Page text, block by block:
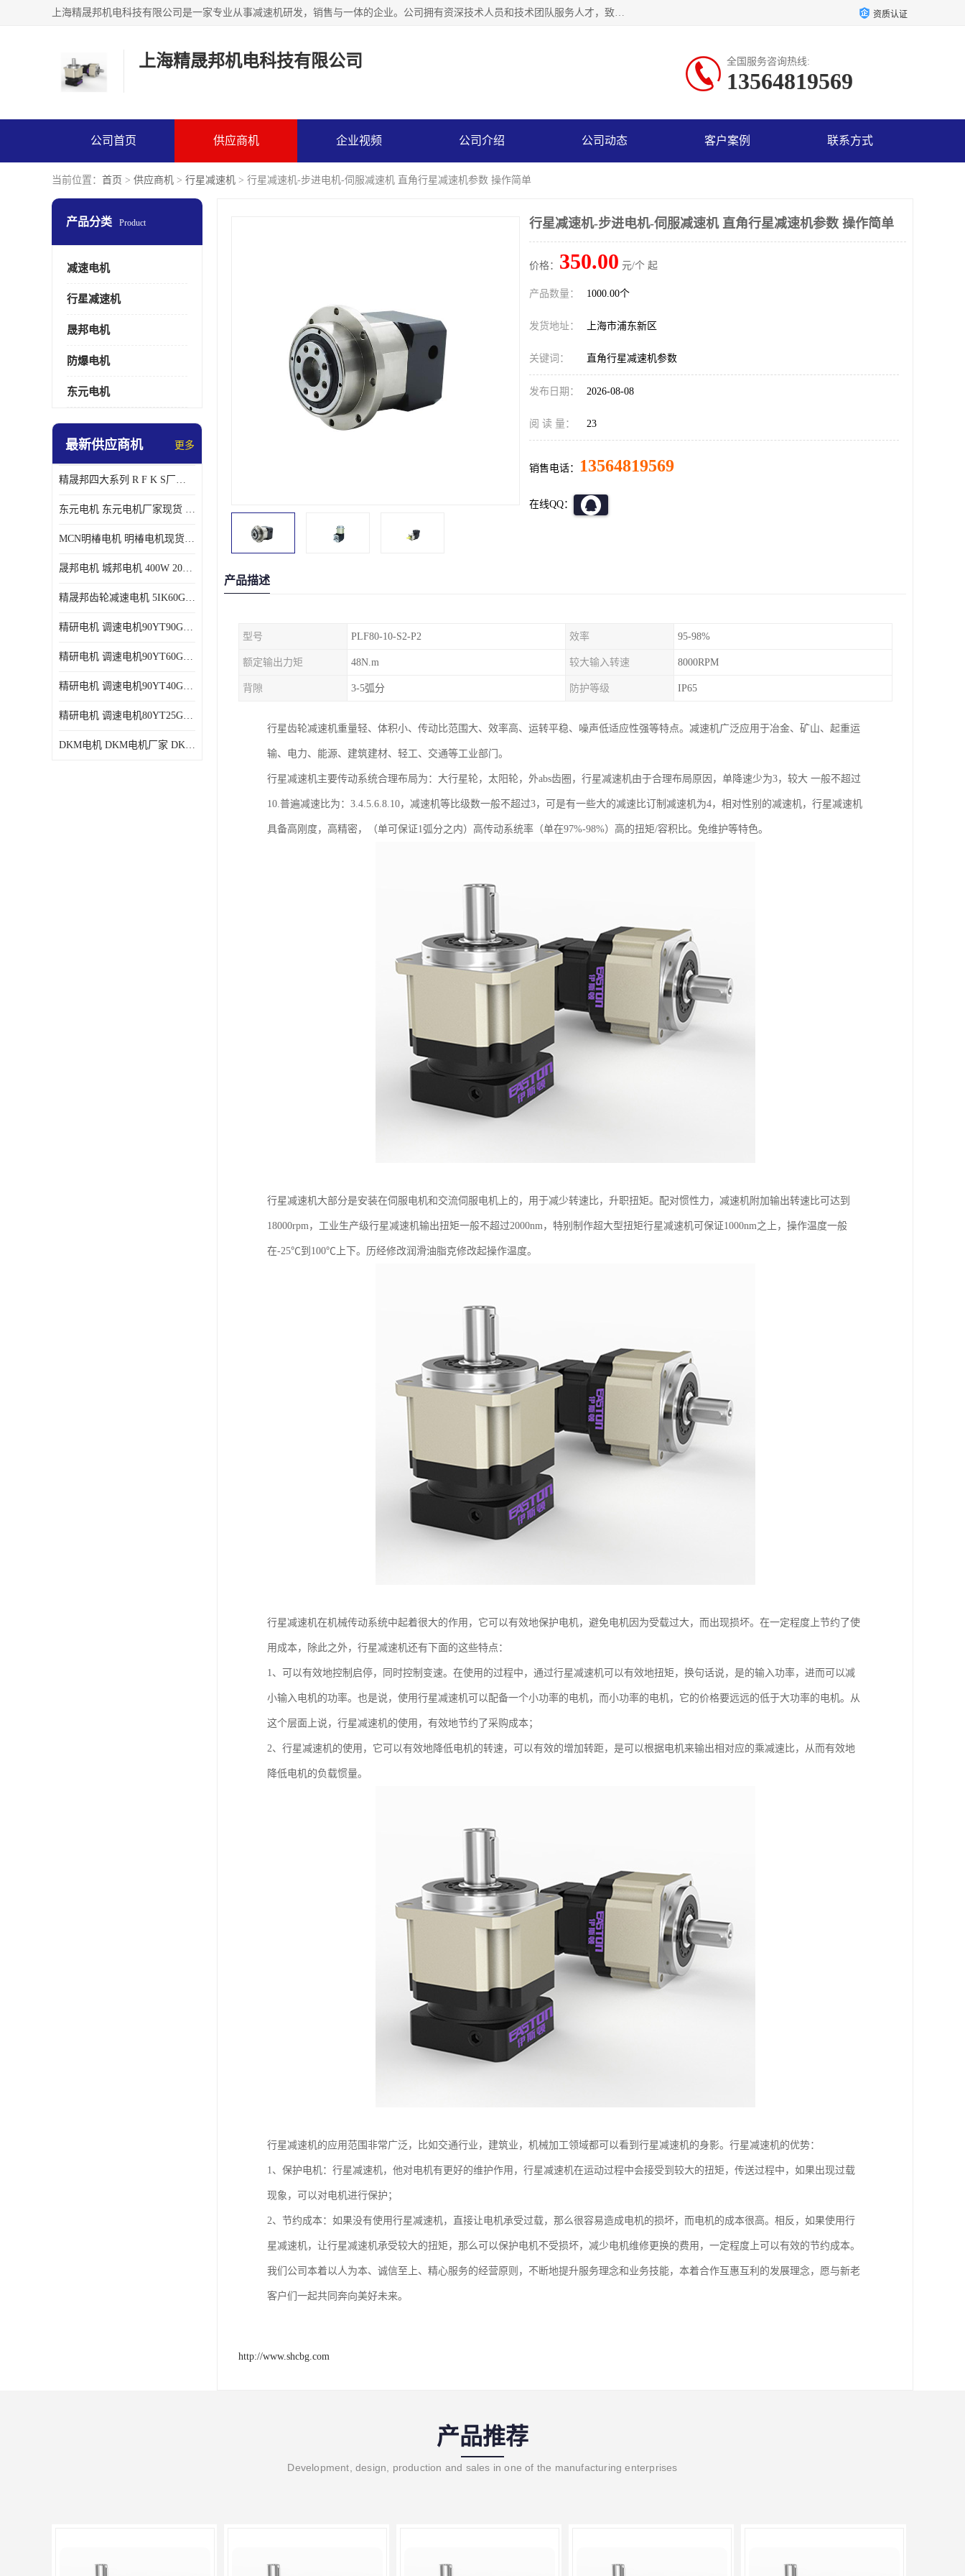
上海精晟邦机电科技有限公司是一家专业从事减速机研发，销售与一体的企业。公司拥有资深技术人员和技术团队服务人才，致力于为广大客户提供专业，细致的产品服务。主营产品有：中型减速电机，微型调速电机，精密行星减速机，蜗轮蜗杆减速机，RFKS四大系列减速机，SKM双曲面齿轮减速机，齿轮减速电机，行星减速机，防爆电机，变频器等系列；产品广泛用于汽车，船舶，能源，环保，包装，物流等领域，欢迎咨询。 资质认证
上海精晟邦机电科技有限公司 全国服务咨询热线:
13564819569
公司首页 供应商机 企业视频 公司介绍 公司动态 客户案例 联系方式
当前位置： 首页 > 供应商机 > 行星减速机 > 行星减速机-步进电机-伺服减速机 直角行星减速机参数 操作简单
产品分类 Product
减速电机
行星减速机
晟邦电机
防爆电机
东元电机
最新供应商机 更多
精晟邦四大系列 R F K S厂家现货 批发价格
东元电机 东元电机厂家现货 东元电机批发价格
MCN明椿电机 明椿电机现货 明椿电机批发价格
晟邦电机 城邦电机 400W 200W 库电机 德大库 臂电机
精晟邦齿轮减速电机 5IK60GU-CF/5IK60RGU-CF调速电机厂家现货批发价格
精研电机 调速电机90YT90GV22厂家现货批发价格
精研电机 调速电机90YT60GV22厂家现货批发价格
精研电机 调速电机90YT40GV22厂家现货批发价格
精研电机 调速电机80YT25GV22厂家现货批发价格
DKM电机 DKM电机厂家 DKM减速机现货批发价格
行星减速机-步进电机-伺服减速机 直角行星减速机参数 操作简单
价格： 350.00 元/个 起
产品数量： 1000.00个
发货地址： 上海市浦东新区
关键词： 直角行星减速机参数
发布日期： 2026-08-08
阅 读 量： 23
销售电话： 13564819569
在线QQ：
产品描述
型号 PLF80-10-S2-P2 效率 95-98%
额定输出力矩 48N.m 较大输入转速 8000RPM
背隙 3-5弧分 防护等级 IP65
行星齿轮减速机重量轻、体积小、传动比范围大、效率高、运转平稳、噪声低适应性强等特点。减速机广泛应用于冶金、矿山、起重运
输、电力、能源、建筑建材、轻工、交通等工业部门。
行星减速机主要传动系统合理布局为：大行星轮，太阳轮，外abs齿圈，行星减速机由于合理布局原因，单降速少为3，较大 一般不超过
10.普遍减速比为：3.4.5.6.8.10，减速机等比级数一般不超过3，可是有一些大的减速比订制减速机为4，相对性别的减速机，行星减速机
具备高刚度，高精密，（单可保证1弧分之内）高传动系统率（单在97%-98%）高的扭矩/容积比。免维护等特色。
行星减速机大部分是安装在伺服电机和交流伺服电机上的，用于减少转速比，升职扭矩。配对惯性力，减速机附加输出转速比可达到
18000rpm，工业生产级行星减速机输出扭矩一般不超过2000nm，特别制作超大型扭矩行星减速机可保证1000nm之上，操作温度一般
在-25℃到100℃上下。历经修改润滑油脂克修改起操作温度。
行星减速机在机械传动系统中起着很大的作用，它可以有效地保护电机，避免电机因为受载过大，而出现损坏。在一定程度上节约了使
用成本，除此之外，行星减速机还有下面的这些特点：
1、可以有效地控制启停，同时控制变速。在使用的过程中，通过行星减速机可以有效地扭矩，换句话说，是的输入功率，进而可以减
小输入电机的功率。也是说，使用行星减速机可以配备一个小功率的电机，而小功率的电机，它的价格要远远的低于大功率的电机。从
这个层面上说，行星减速机的使用，有效地节约了采购成本；
2、行星减速机的使用，它可以有效地降低电机的转速，可以有效的增加转距，是可以根据电机来输出相对应的乘减速比，从而有效地
降低电机的负载惯量。
行星减速机的应用范围非常广泛，比如交通行业，建筑业，机械加工领域都可以看到行星减速机的身影。行星减速机的优势：
1、保护电机：行星减速机，他对电机有更好的维护作用，行星减速机在运动过程中会接受到较大的扭矩，传送过程中，如果出现过载
现象，可以对电机进行保护；
2、节约成本：如果没有使用行星减速机，直接让电机承受过载，那么很容易造成电机的损坏，而电机的成本很高。相反，如果使用行
星减速机，让行星减速机承受较大的扭矩，那么可以保护电机不受损坏，减少电机维修更换的费用，一定程度上可以有效的节约成本。
我们公司本着以人为本、诚信至上、精心服务的经营原则，不断地提升服务理念和业务技能，本着合作互惠互利的发展理念，愿与新老
客户们一起共同奔向美好未来。
http://www.shcbg.com
产品推荐
Development, design, production and sales in one of the manufacturing enterprises